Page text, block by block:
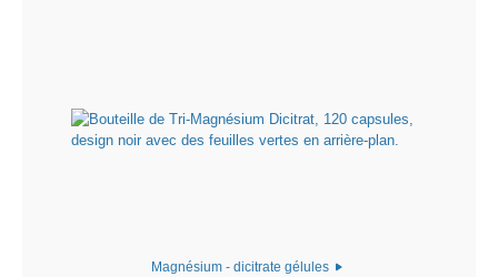
Magnésium - dicitrate gélules